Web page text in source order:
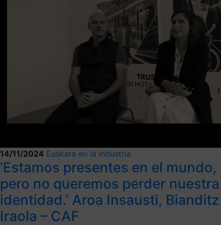
14/11/2024 Euskara en la industria
‘Estamos presentes en el mundo,
pero no queremos perder nuestra
identidad.’ Aroa Insausti, Bianditz
Iraola – CAF